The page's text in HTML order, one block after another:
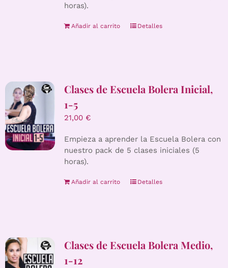
horas).
Añadir al carrito Detalles
Clases de Escuela Bolera Inicial,
1-5
21,00 €
Empieza a aprender la Escuela Bolera con
nuestro pack de 5 clases iniciales (5
horas).
Añadir al carrito Detalles
Clases de Escuela Bolera Medio,
1-12